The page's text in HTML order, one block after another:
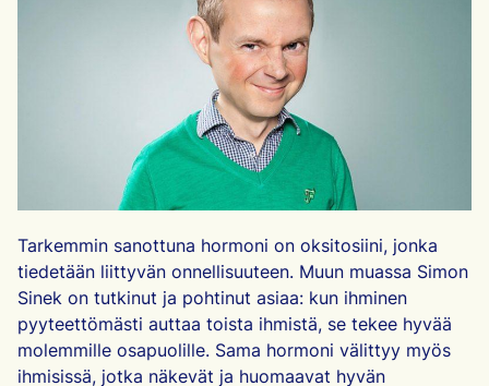
Tarkemmin sanottuna hormoni on oksitosiini, jonka
tiedetään liittyvän onnellisuuteen. Muun muassa Simon
Sinek on tutkinut ja pohtinut asiaa: kun ihminen
pyyteettömästi auttaa toista ihmistä, se tekee hyvää
molemmille osapuolille. Sama hormoni välittyy myös
ihmisissä, jotka näkevät ja huomaavat hyvän